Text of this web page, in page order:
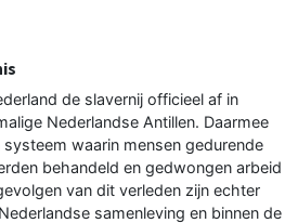
de slavernij officieel af in
Nederlandse Antillen. Daarmee
systeem waarin mensen gedurende
behandeld en gedwongen arbeid
van dit verleden zijn echter
samenleving en binnen de